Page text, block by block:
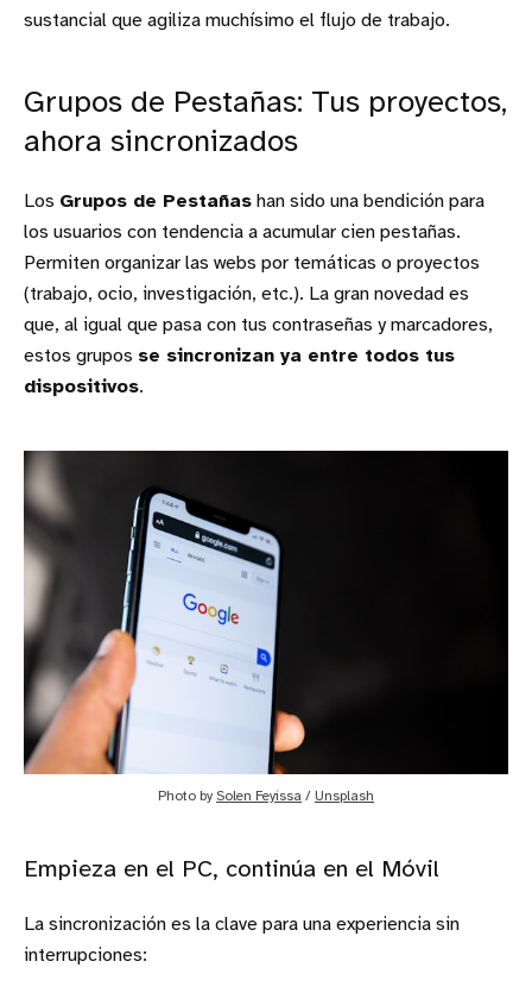
sustancial que agiliza muchísimo el flujo de trabajo.
Grupos de Pestañas: Tus proyectos,
ahora sincronizados
Los Grupos de Pestañas han sido una bendición para
los usuarios con tendencia a acumular cien pestañas.
Permiten organizar las webs por temáticas o proyectos
(trabajo, ocio, investigación, etc.). La gran novedad es
que, al igual que pasa con tus contraseñas y marcadores,
estos grupos se sincronizan ya entre todos tus
dispositivos.
Photo by Solen Feyissa / Unsplash
Empieza en el PC, continúa en el Móvil
La sincronización es la clave para una experiencia sin
interrupciones: